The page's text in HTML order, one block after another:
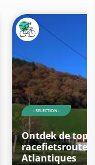
- SELECTION -
Ontdek de top
racefietsroutes
Atlantiques